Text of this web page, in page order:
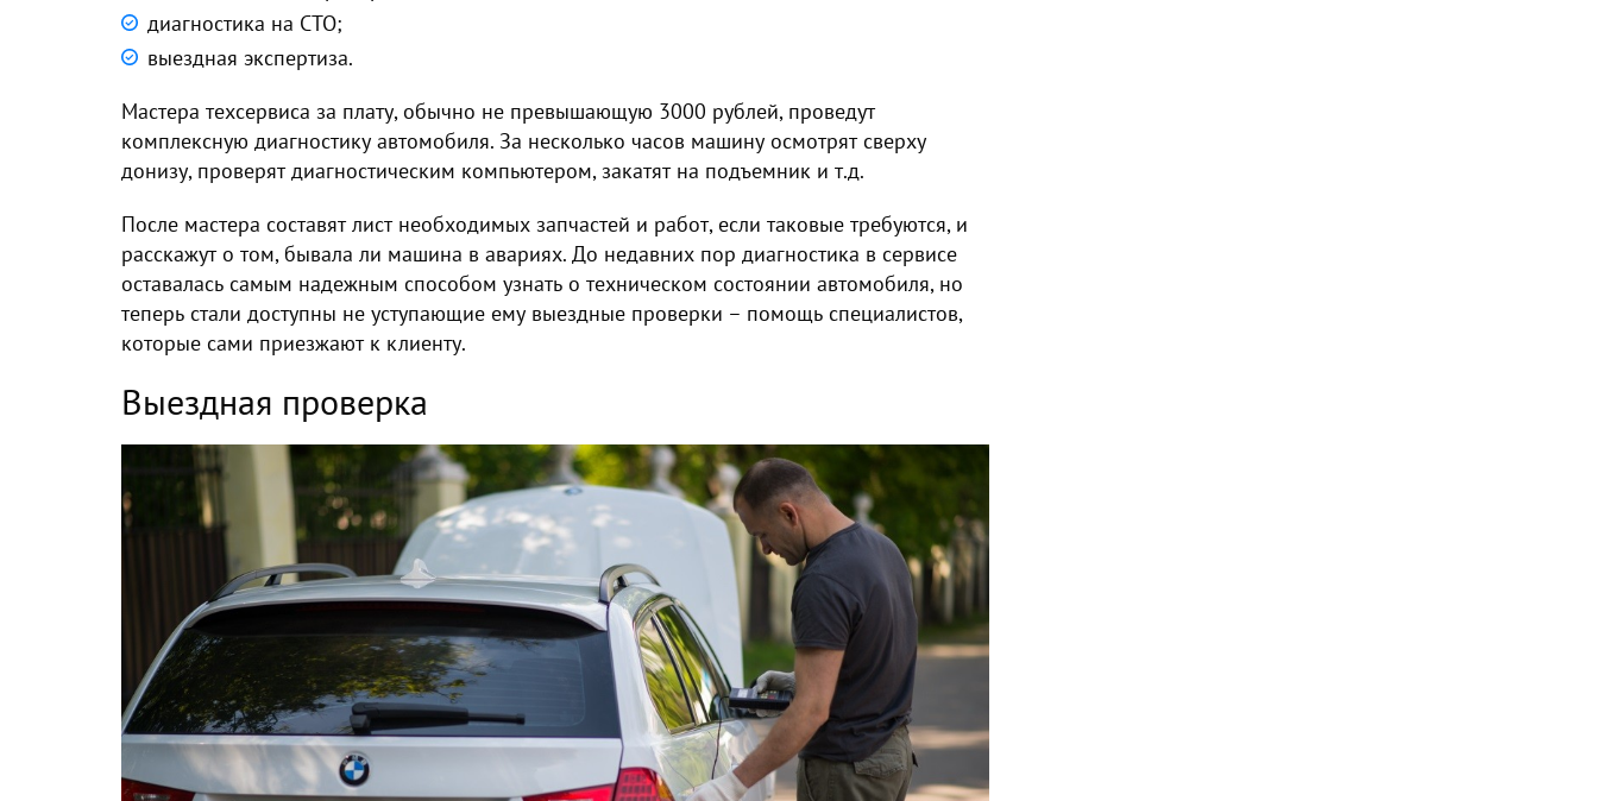
диагностика на СТО;
выездная экспертиза.
Мастера техсервиса за плату, обычно не превышающую 3000 рублей, проведут
комплексную диагностику автомобиля. За несколько часов машину осмотрят сверху
донизу, проверят диагностическим компьютером, закатят на подъемник и т.д.
После мастера составят лист необходимых запчастей и работ, если таковые требуются, и
расскажут о том, бывала ли машина в авариях. До недавних пор диагностика в сервисе
оставалась самым надежным способом узнать о техническом состоянии автомобиля, но
теперь стали доступны не уступающие ему выездные проверки – помощь специалистов,
которые сами приезжают к клиенту.
Выездная проверка